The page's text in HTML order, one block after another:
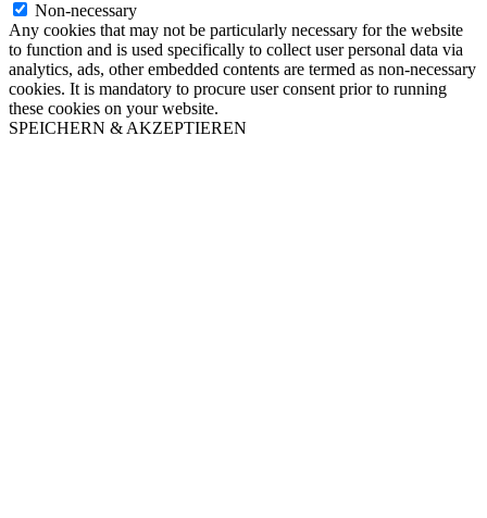
Non-necessary
Any cookies that may not be particularly necessary for the website
to function and is used specifically to collect user personal data via
analytics, ads, other embedded contents are termed as non-necessary
cookies. It is mandatory to procure user consent prior to running
these cookies on your website.
SPEICHERN & AKZEPTIEREN